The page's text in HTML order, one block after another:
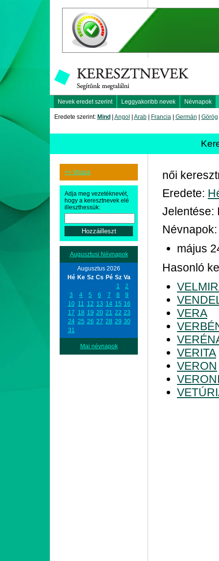
Nevek eredet szerint Leggyakoribb nevek Névnapok
Eredete szerint: Mind Angol Arab| Francia| Germán Görög
<< Vissza
Adja meg vezetéknevét,
hogy a keresztnevek elé
illeszthessük:
Augusztusi Névnapok
Augusztus 2026
Hé Ke Sz Cs Pé Sz Va
1
2
3
4 5 6 7 8
9
10 11 12 13 14 15 16
17 18 19 20 21 22 23
24 25 26 27 28 29 30
31
Mai névnapok
női
Eredete:
Jelentése:
Névnapok:
május
Hasonló
VERA
VERITA
VERON